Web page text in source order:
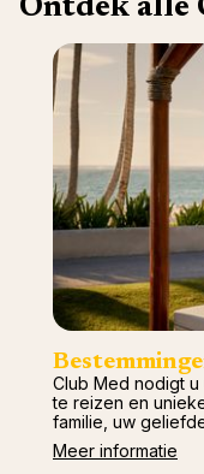
Ontdek alle
Club Med nodigt
te reizen en
familie, uw
Meer informatie